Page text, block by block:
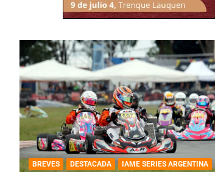
BREVES DESTACADA
IAME SERIES ARGENTINA